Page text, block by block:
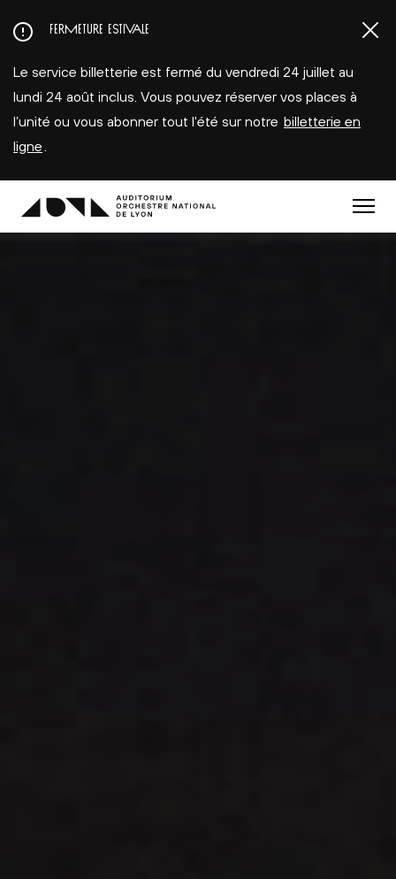
au
principal
FERMETURE ESTIVALE
Le service billetterie est fermé du vendredi 24 juillet au
lundi 24 août inclus. Vous pouvez réserver vos places à
l’unité ou vous abonner tout l'été sur notre billetterie en
ligne
Menu